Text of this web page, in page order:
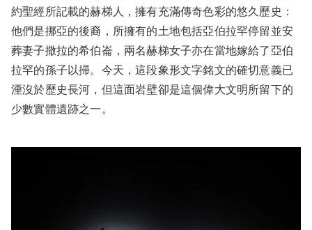
約聖經所記載的赫梯人，擁有充滿傳奇色彩的悠久歷史：
他們是挪亞的後裔，所擁有的土地包括亞伯拉罕停留並安
葬妻子撒拉的希伯崙，兩名赫梯女子亦在當地嫁給了亞伯
拉罕的孫子以掃。今天，這段象形文字銘文的確切意義已
湮沒於歷史長河，但這面岩壁卻是這個偉大文明所留下的
少數實體遺跡之一。